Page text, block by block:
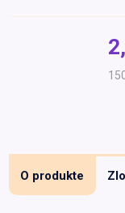
poukazy
Domáci
O produkte